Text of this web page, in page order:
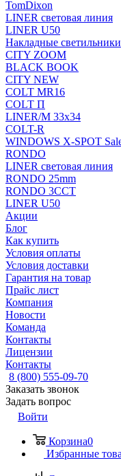
TomDixon
LINER световая линия
LINER U50
Накладные светильники
CITY ZOOM
BLACK BOOK
CITY NEW
COLT MR16
COLT П
LINER/М 33х34
COLT-R
WINDOWS X-SPOT
RONDO
LINER световая линия
RONDO 25mm
RONDO 3CCT
LINER U50
Акции
Блог
Как купить
Условия оплаты
Условия доставки
Гарантия на товар
Прайс лист
Компания
Новости
Команда
Контакты
Лицензии
Контакты
8 (800) 555-09-70
Заказать звонок
Задать вопрос
Войти
Корзина0
Избранные